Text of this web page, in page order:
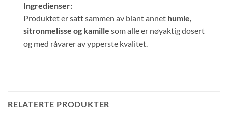
Ingredienser:
Produktet er satt sammen av blant annet humle,
sitronmelisse og kamille som alle er nøyaktig dosert
og med råvarer av ypperste kvalitet.
RELATERTE PRODUKTER